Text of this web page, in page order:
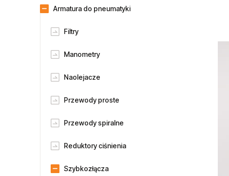
Armatura do pneumatyki
Filtry
Manometry
Naolejacze
Przewody proste
Przewody spiralne
Reduktory ciśnienia
Szybkozłącza